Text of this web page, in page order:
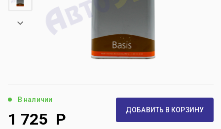
В наличии
1 725 Р ДОБАВИТЬ В КОРЗИНУ